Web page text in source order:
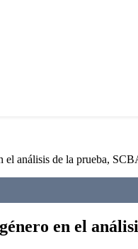
el análisis de la prueba,
en el